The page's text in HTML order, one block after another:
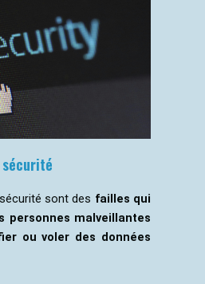
sont des failles qui
personnes malveillantes
ou voler des données